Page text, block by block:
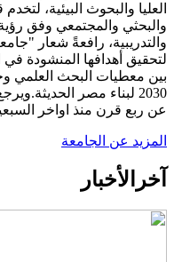
العليا والبحوث البيئية،
والبحثي والمجتمعي وفق رؤية
والتدريبية، رافعةً شعار
لتحقيق أهدافها المنشودة في
بين معطيات البحث العلمي
2030 لبناء مصر
عن ربع قرن منذ اواخر
المزيد عن الجامعة
آخر الأخبار